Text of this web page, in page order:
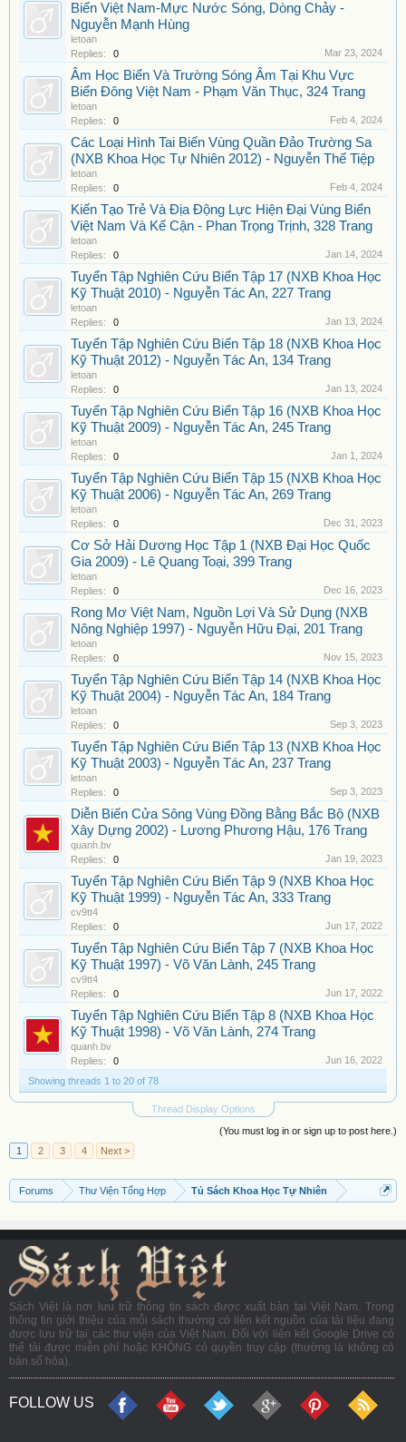
Biển Việt Nam-Mực Nước Sóng, Dòng Chảy -
Nguyễn Mạnh Hùng
letoan
Replies:
0 Mar 23, 2024
Âm Học Biển Và Trường Sóng Âm Tại Khu Vực
Biển Đông Việt Nam - Phạm Văn Thục, 324 Trang
letoan
Replies:
0 Feb 4, 2024
Các Loại Hình Tai Biến Vùng Quần Đảo Trường Sa
(NXB Khoa Học Tự Nhiên 2012) - Nguyễn Thế Tiệp
letoan
Replies:
0 Feb 4, 2024
Kiến Tạo Trẻ Và Địa Động Lực Hiện Đại Vùng Biển
Việt Nam Và Kế Cận - Phan Trọng Trịnh, 328 Trang
letoan
Replies:
0 Jan 14, 2024
Tuyển Tập Nghiên Cứu Biển Tập 17 (NXB Khoa Học
Kỹ Thuật 2010) - Nguyễn Tác An, 227 Trang
letoan
Replies:
0 Jan 13, 2024
Tuyển Tập Nghiên Cứu Biển Tập 18 (NXB Khoa Học
Kỹ Thuật 2012) - Nguyễn Tác An, 134 Trang
letoan
Replies:
0 Jan 13, 2024
Tuyển Tập Nghiên Cứu Biển Tập 16 (NXB Khoa Học
Kỹ Thuật 2009) - Nguyễn Tác An, 245 Trang
letoan
Replies:
0 Jan 1, 2024
Tuyển Tập Nghiên Cứu Biển Tập 15 (NXB Khoa Học
Kỹ Thuật 2006) - Nguyễn Tác An, 269 Trang
letoan
Replies:
0 Dec 31, 2023
Cơ Sở Hải Dương Học Tập 1 (NXB Đại Học Quốc
Gia 2009) - Lê Quang Toại, 399 Trang
letoan
Replies:
0 Dec 16, 2023
Rong Mơ Việt Nam, Nguồn Lợi Và Sử Dụng (NXB
Nông Nghiệp 1997) - Nguyễn Hữu Đại, 201 Trang
letoan
Replies:
0 Nov 15, 2023
Tuyển Tập Nghiên Cứu Biển Tập 14 (NXB Khoa Học
Kỹ Thuật 2004) - Nguyễn Tác An, 184 Trang
letoan
Replies:
0 Sep 3, 2023
Tuyển Tập Nghiên Cứu Biển Tập 13 (NXB Khoa Học
Kỹ Thuật 2003) - Nguyễn Tác An, 237 Trang
letoan
Replies:
0 Sep 3, 2023
Diễn Biến Cửa Sông Vùng Đồng Bằng Bắc Bộ (NXB
Xây Dựng 2002) - Lương Phương Hậu, 176 Trang
quanh.bv
Replies:
0 Jan 19, 2023
Tuyển Tập Nghiên Cứu Biển Tập 9 (NXB Khoa Học
Kỹ Thuật 1999) - Nguyễn Tác An, 333 Trang
cv9tt4
Replies:
0 Jun 17, 2022
Tuyển Tập Nghiên Cứu Biển Tập 7 (NXB Khoa Học
Kỹ Thuật 1997) - Võ Văn Lành, 245 Trang
cv9tt4
Replies:
0 Jun 17, 2022
Tuyển Tập Nghiên Cứu Biển Tập 8 (NXB Khoa Học
Kỹ Thuật 1998) - Võ Văn Lành, 274 Trang
quanh.bv
Replies:
0
Jun 16, 2022
Showing threads 1 to 20 of 78
Thread Display Options
(You must log in or sign up to post here.)
1
2 3 4 Next >
Forums Thư Viện Tổng Hợp Tủ Sách Khoa Học Tự Nhiên
Sách Việt là nơi lưu trữ thông tin sách được xuất bản tại Việt Nam. Trong
thông tin giới thiệu của mỗi sách thường có liên kết nguồn của tài liệu đang
được lưu trữ tại các thư viện của Việt Nam. Đối với liên kết Google Drive có
thể tải được miễn phí hoặc KHÔNG có quyền truy cập (thường là không có
bản số hóa).
FOLLOW US